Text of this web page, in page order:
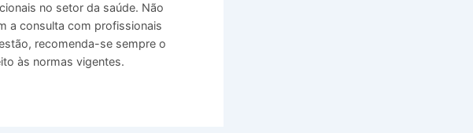
no setor da saúde. Não
a consulta com profissionais
recomenda-se sempre o
às normas vigentes.